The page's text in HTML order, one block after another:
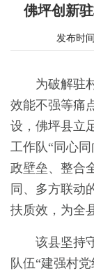
佛坪创新
发布时
为破解驻
效能不强等痛
设，佛坪县立
工作队“同心
政壁垒、整合
同、多方联动
扶质效，为全
该县坚持
队伍“建强村